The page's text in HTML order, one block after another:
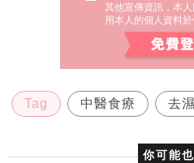
其他宣傳資訊，本
用本人的個人資料於
Tag 中醫食療 去
你可能